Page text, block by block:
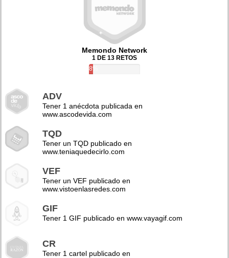
Memondo Network
1 DE 13 RETOS
8%
ADV
Tener 1 anécdota publicada en
www.ascodevida.com
TQD
Tener un TQD publicado en
www.teniaquedecirlo.com
VEF
Tener un VEF publicado en
www.vistoenlasredes.com
GIF
Tener 1 GIF publicado en www.vayagif.com
CR
Tener 1 cartel publicado en